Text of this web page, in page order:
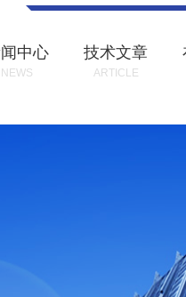
中心
NEWS
技术文章
ARTICLE